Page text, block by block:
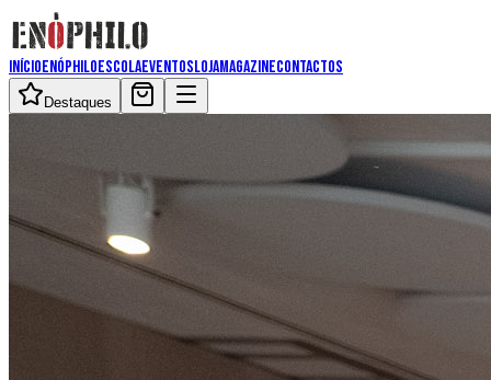
InícioEnóphiloEscolaEventosLojaMagazineContactos
Destaques